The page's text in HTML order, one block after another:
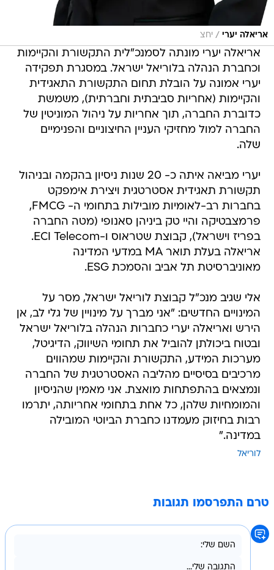
אריאלה יערי / יחצ
אריאלה יערי מונתה לסמנכ"לית התקשורת והקיימות
וכחברת הנהלה בלוריאל ישראל. במסגרת תפקידה
יערי אמונה על הובלת תחום התקשורת התאגידית
והקיימות (אחריות סביבתית וחברתית), משמשת
כדוברת החברה, תוך אחריות על ניהול המוניטין של
החברה למול מחזיקי העניין החיצוניים והפנימיים
שלה.
יערי מביאה איתה כ- 20 שנות ניסיון בהקמה ובניהול
תקשורת תאגידית אסטרטגית ויצירת אימפקט
בחברות רב-לאומיות מובילות בתחומי ה- FMCG,
פרמצבטיקה והיי טק ביניהן סאנופי (מטה החברה
בפריז וישראל), קבוצת שטראוס ו-ECI Telecom.
אריאלה בעלת תואר MA במדעי המדינה
מאוניברסיטת תל אביב והסמכת ESG.
אלי שגיב מנכ"ל קבוצת לוריאל ישראל, מסר על
המינויים החדשים: "אני מברך על מינויין של גלי לב, אן
הירש ואריאלה יערי כחברות הנהלה בלוריאל ישראל
ובטוח ביכולתן להוביל את תחומי השיווק, הדיגיטל,
מערכות המידע, התקשורת והקיימות שמהווים
מרכיבים בסיסיים מהליבה האסטרטגית של החברה
ונמצאים בהתפתחות מואצת. אני מאמין שהניסיון
והמומחיות שלהן, כל אחת בתחומי אחריותה, יתרמו
רבות בחיזוק מעמדנו כחברת הביוטי המובילה
במדינה."
לוריאל
טרם התפרסמו תגובות